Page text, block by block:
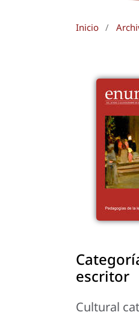
Inicio /
escritor
Cultural